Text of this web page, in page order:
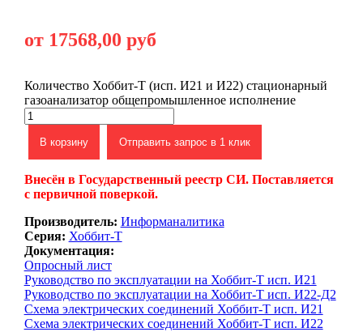
от 17568,00 руб
Количество Хоббит-Т (исп. И21 и И22) стационарный
газоанализатор общепромышленное исполнение
В корзину Отправить запрос в 1 клик
Внесён в Государственный реестр СИ. Поставляется
с первичной поверкой.
Производитель: Информаналитика
Серия: Хоббит-Т
Документация:
Опросный лист
Руководство по эксплуатации на Хоббит-Т исп. И21
Руководство по эксплуатации на Хоббит-Т исп. И22-Д2
Схема электрических соединений Хоббит-Т исп. И21
Схема электрических соединений Хоббит-Т исп. И22